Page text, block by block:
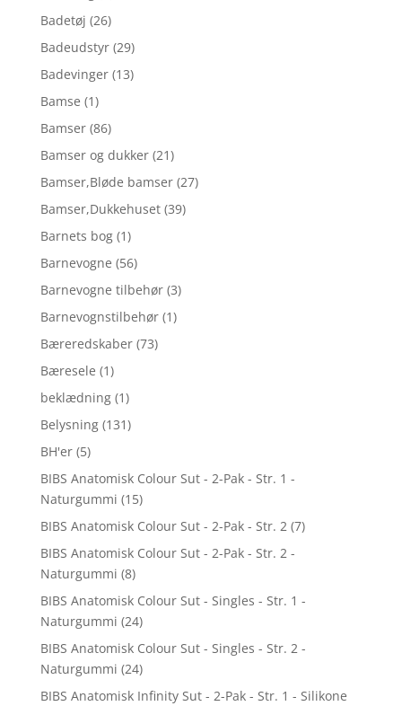
Badetøj (26)
Badeudstyr (29)
Badevinger (13)
Bamse (1)
Bamser (86)
Bamser og dukker (21)
Bamser,Bløde bamser (27)
Bamser,Dukkehuset (39)
Barnets bog (1)
Barnevogne (56)
Barnevogne tilbehør (3)
Barnevognstilbehør (1)
Bæreredskaber (73)
Bæresele (1)
beklædning (1)
Belysning (131)
BH'er (5)
BIBS Anatomisk Colour Sut - 2-Pak - Str. 1 -
Naturgummi (15)
BIBS Anatomisk Colour Sut - 2-Pak - Str. 2 (7)
BIBS Anatomisk Colour Sut - 2-Pak - Str. 2 -
Naturgummi (8)
BIBS Anatomisk Colour Sut - Singles - Str. 1 -
Naturgummi (24)
BIBS Anatomisk Colour Sut - Singles - Str. 2 -
Naturgummi (24)
BIBS Anatomisk Infinity Sut - 2-Pak - Str. 1 - Silikone